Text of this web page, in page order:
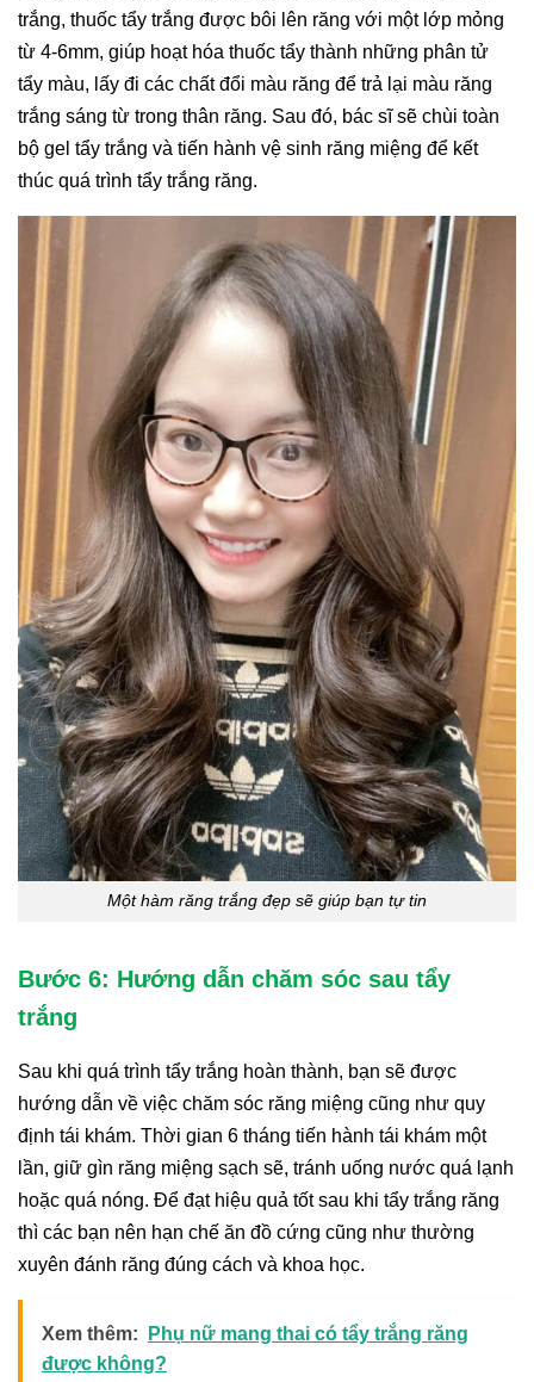
trắng, thuốc tẩy trắng được bôi lên răng với một lớp mỏng
từ 4-6mm, giúp hoạt hóa thuốc tẩy thành những phân tử
tẩy màu, lấy đi các chất đổi màu răng để trả lại màu răng
trắng sáng từ trong thân răng. Sau đó, bác sĩ sẽ chùi toàn
bộ gel tẩy trắng và tiến hành vệ sinh răng miệng để kết
thúc quá trình tẩy trắng răng.
Một hàm răng trắng đẹp sẽ giúp bạn tự tin
Bước 6: Hướng dẫn chăm sóc sau tẩy
trắng
Sau khi quá trình tẩy trắng hoàn thành, bạn sẽ được
hướng dẫn về việc chăm sóc răng miệng cũng như quy
định tái khám. Thời gian 6 tháng tiến hành tái khám một
lần, giữ gìn răng miệng sạch sẽ, tránh uống nước quá lạnh
hoặc quá nóng. Để đạt hiệu quả tốt sau khi tẩy trắng răng
thì các bạn nên hạn chế ăn đồ cứng cũng như thường
xuyên đánh răng đúng cách và khoa học.
Xem thêm:
Phụ nữ mang thai có tẩy trắng răng
được không?